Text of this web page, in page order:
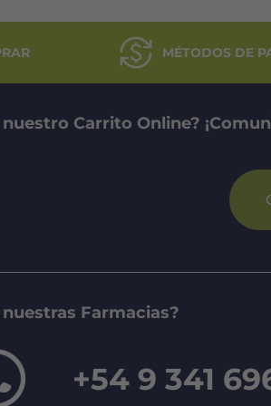
MÉTODOS DE
Carrito Online?
Farmacias?
+54 9 341